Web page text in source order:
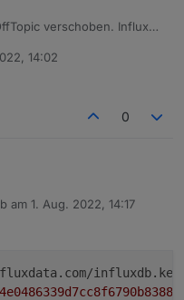
verschoben. InfluxDB
die "nur" mit Daten von
Benötige Hilfe bei Influx DB
Grafana auch eine
14:02
0
am 1. Aug. 2022, 14:17
editiert von
influxdb.key